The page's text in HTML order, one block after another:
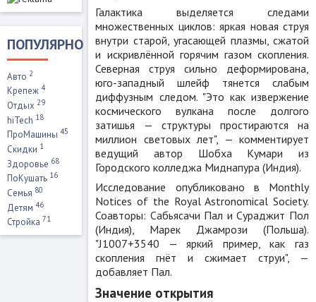
ПОПУЛЯРНО
Авто 2
Крепеж 4
Отдых 29
hiTech 18
ПроМашины 45
Скидки 1
Здоровье 68
ПоКушать 16
Семья 80
Детям 46
Стройка 71
Галактика выделяется следами
множественных циклов: яркая новая струя
внутри старой, угасающей плазмы, сжатой
и искривлённой горячим газом скопления.
Северная струя сильно деформирована,
юго-западный шлейф тянется слабым
диффузным следом. "Это как извержение
космического вулкана после долгого
затишья — структуры простираются на
миллион световых лет", — комментирует
ведущий автор Шобха Кумари из
Городского колледжа Миднапура (Индия).
Исследование опубликовано в Monthly
Notices of the Royal Astronomical Society.
Соавторы: Сабьясачи Пал и Сураджит Пол
(Индия), Марек Джамрози (Польша).
"J1007+3540 — яркий пример, как газ
скопления гнёт и сжимает струи", —
добавляет Пал.
Значение открытия